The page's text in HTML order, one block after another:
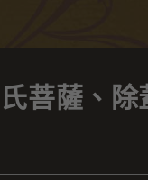
菩薩、除